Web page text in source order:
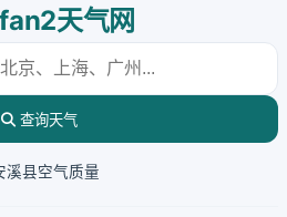
天气网
查询天气
溪县空气质量